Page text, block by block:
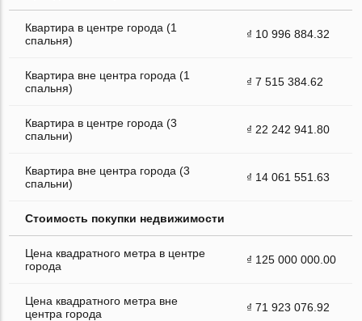
Квартира в центре города (1
спальня)
₫ 10 996 884.32
Квартира вне центра города (1
спальня)
₫ 7 515 384.62
Квартира в центре города (3
спальни)
₫ 22 242 941.80
Квартира вне центра города (3
спальни)
₫ 14 061 551.63
Стоимость покупки недвижимости
Цена квадратного метра в центре
города
₫ 125 000 000.00
Цена квадратного метра вне
центра города
₫ 71 923 076.92